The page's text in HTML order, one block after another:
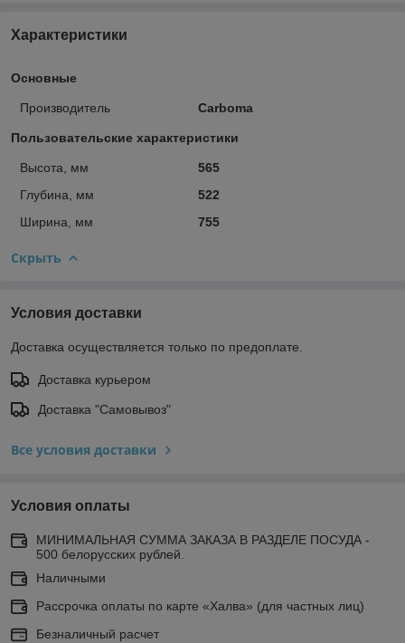
Характеристики
Основные
Производитель Carboma
Пользовательские характеристики
Высота, мм
565
Глубина, мм
522
Ширина, мм
755
Скрыть
Условия доставки
Доставка осуществляется только по предоплате.
Доставка курьером
Доставка "Самовывоз"
Все условия доставки
Условия оплаты
МИНИМАЛЬНАЯ СУММА ЗАКАЗА В РАЗДЕЛЕ ПОСУДА -
500 белорусских рублей.
Наличными
Рассрочка оплаты по карте «Халва» (для частных лиц)
Безналичный расчет